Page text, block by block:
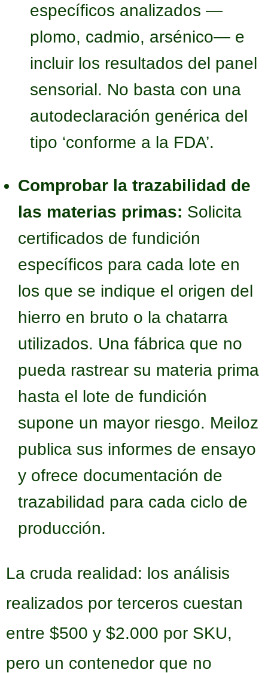
específicos analizados —
plomo, cadmio, arsénico— e
incluir los resultados del panel
sensorial. No basta con una
autodeclaración genérica del
tipo ‘conforme a la FDA’.
Comprobar la trazabilidad de
las materias primas: Solicita
certificados de fundición
específicos para cada lote en
los que se indique el origen del
hierro en bruto o la chatarra
utilizados. Una fábrica que no
pueda rastrear su materia prima
hasta el lote de fundición
supone un mayor riesgo. Meiloz
publica sus informes de ensayo
y ofrece documentación de
trazabilidad para cada ciclo de
producción.
La cruda realidad: los análisis
realizados por terceros cuestan
entre $500 y $2.000 por SKU,
pero un contenedor que no